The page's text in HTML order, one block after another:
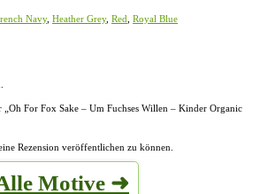
Navy, Heather Grey, Red Royal Blue
„Oh For Fox Sake – Um Fuchses Willen – Kinder Organic
Rezension veröffentlichen zu können.
Motive ➜